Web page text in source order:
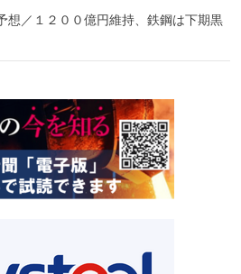
想／１２００億円維持、鉄鋼は下期黒